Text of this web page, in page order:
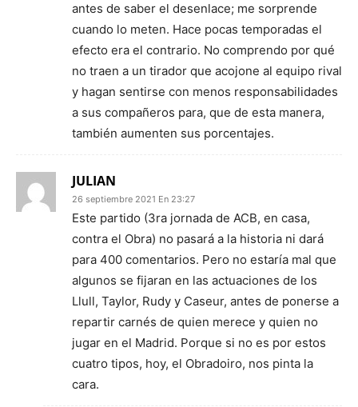
antes de saber el desenlace; me sorprende
cuando lo meten. Hace pocas temporadas el
efecto era el contrario. No comprendo por qué
no traen a un tirador que acojone al equipo rival
y hagan sentirse con menos responsabilidades
a sus compañeros para, que de esta manera,
también aumenten sus porcentajes.
JULIAN
26 septiembre 2021 En 23:27
Este partido (3ra jornada de ACB, en casa,
contra el Obra) no pasará a la historia ni dará
para 400 comentarios. Pero no estaría mal que
algunos se fijaran en las actuaciones de los
Llull, Taylor, Rudy y Caseur, antes de ponerse a
repartir carnés de quien merece y quien no
jugar en el Madrid. Porque si no es por estos
cuatro tipos, hoy, el Obradoiro, nos pinta la
cara.